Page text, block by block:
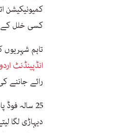
کسی خلل کے
تاہم شہریوں
انڈپینڈنٹ
رائے جاننے